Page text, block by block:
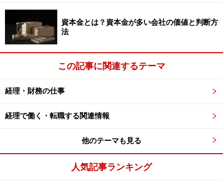
と、税務調査で不利な調査の結果を迎えることとなった
り、株主に訴えられたりする可能性がある、ということ
です。
帳簿書類は、経理関連の証拠書類です。
「うっかり、捨ててしまいました……」では済まされない
結果を招くこともあるのです。
期限は分かりましたが、では「経理書類」には何が該当
資本金とは？資本金が多い会社の価値と判断方
法
この記事に関連するテーマ
経理・財務の仕事
経理で働く・転職する関連情報
他のテーマも見る
人気記事ランキング